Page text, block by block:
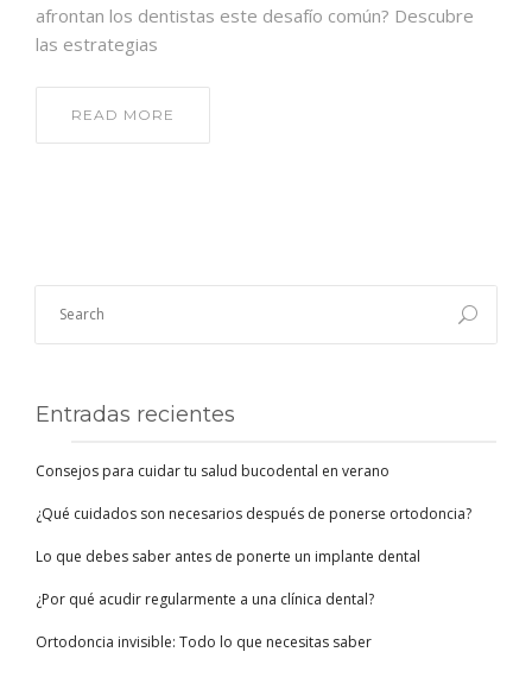
afrontan los dentistas este desafío común? Descubre
las estrategias
READ MORE
Entradas recientes
Consejos para cuidar tu salud bucodental en verano
¿Qué cuidados son necesarios después de ponerse ortodoncia?
Lo que debes saber antes de ponerte un implante dental
¿Por qué acudir regularmente a una clínica dental?
Ortodoncia invisible: Todo lo que necesitas saber